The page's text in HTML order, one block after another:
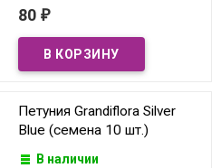
80 ₽
Петуния Grandiflora Silver
Blue (семена 10 шт.)
В наличии